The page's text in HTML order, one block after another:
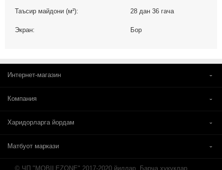
Таъсир майдони (м²): 28 дан 36 гача
Экран: Бор
Интернет-магазин
Компания
Харидорларга йордам
Матбуот маркази
© ЧП "MOBILEZONE" 2017-2020 йиллар. Барча ҳуқуқлар